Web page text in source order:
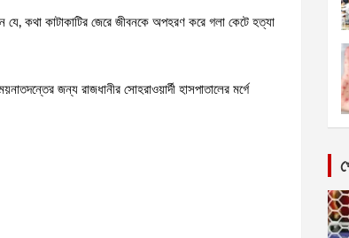
যে, কথা কাটাকাটির জেরে জীবনকে অপহরণ করে গলা কেটে হত্যা
জন্য রাজধানীর সোহরাওয়ার্দী হাসপাতালের মর্গে